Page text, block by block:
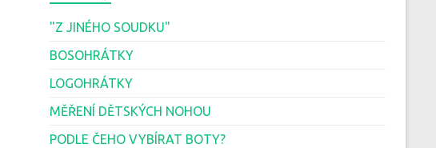
"Z JINÉHO SOUDKU"
BOSOHRÁTKY
LOGOHRÁTKY
MĚŘENÍ DĚTSKÝCH NOHOU
PODLE ČEHO VYBÍRAT BOTY?